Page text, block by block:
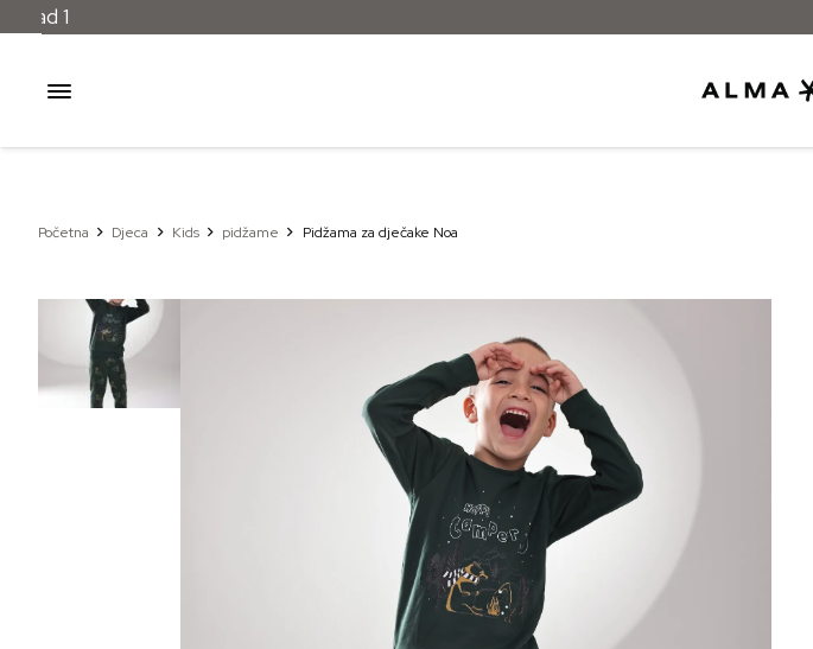
Početna Djeca Kids pidžame Pidžama za dječake Noa